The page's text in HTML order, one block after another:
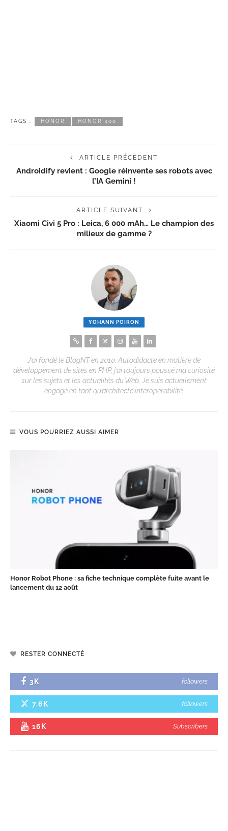
TAGS : HONOR HONOR 400
ARTICLE PRÉCÉDENT
Androidify revient : Google réinvente ses robots avec
l’IA Gemini !
ARTICLE SUIVANT
Xiaomi Civi 5 Pro : Leica, 6 000 mAh… Le champion des
milieux de gamme ?
YOHANN POIRON
J’ai fondé le BlogNT en 2010. Autodidacte en matière de
développement de sites en PHP, j’ai toujours poussé ma curiosité
sur les sujets et les actualités du Web. Je suis actuellement
engagé en tant qu’architecte interopérabilité.
VOUS POURRIEZ AUSSI AIMER
Honor Robot Phone : sa fiche technique complète fuite avant le
lancement du 12 août
RESTER CONNECTÉ
3K followers
7.6K followers
16K Subscribers